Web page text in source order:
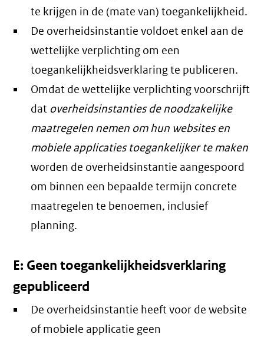
te krijgen in de (mate van) toegankelijkheid.
De overheidsinstantie voldoet enkel aan de
wettelijke verplichting om een
toegankelijkheidsverklaring te publiceren.
Omdat de wettelijke verplichting voorschrijft
dat overheidsinstanties de noodzakelijke
maatregelen nemen om hun websites en
mobiele applicaties toegankelijker te maken
worden de overheidsinstantie aangespoord
om binnen een bepaalde termijn concrete
maatregelen te benoemen, inclusief
planning.
E: Geen toegankelijkheidsverklaring
gepubliceerd
De overheidsinstantie heeft voor de website
of mobiele applicatie geen